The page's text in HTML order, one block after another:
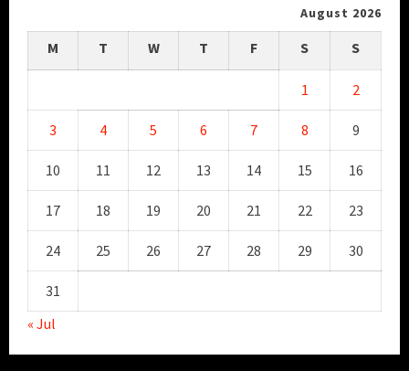
August 2026
M T W T F S S
1 2
3 4 5 6 7 8 9
10 11 12 13 14 15 16
17 18 19 20 21 22 23
24 25 26 27 28 29 30
31
« Jul